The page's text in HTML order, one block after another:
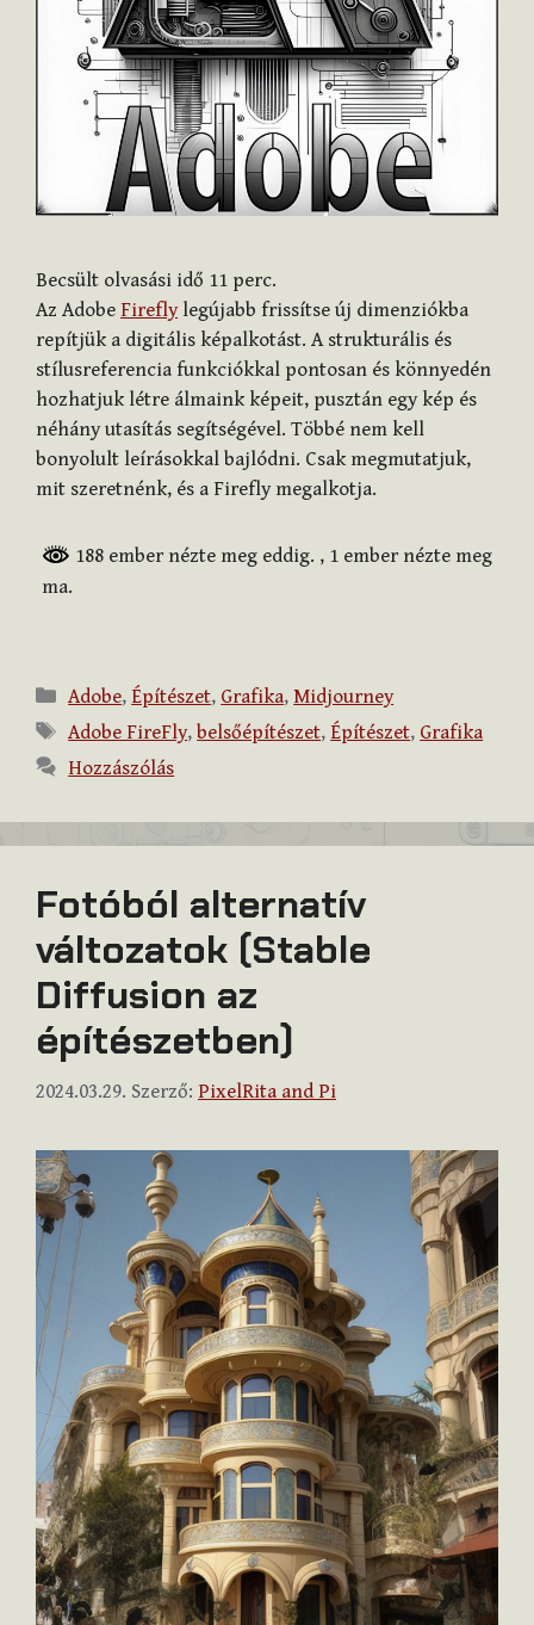
Becsült olvasási idő 11 perc.
Az Adobe Fireflylegújabb frissítse új dimenziókba
repítjük a digitális képalkotást. A strukturális és
stílusreferencia funkciókkal pontosan és könnyedén
hozhatjuk létre álmaink képeit, pusztán egy kép és
néhány utasítás segítségével. Többé nem kell
bonyolult leírásokkal bajlódni. Csak megmutatjuk,
mit szeretnénk, és a Firefly megalkotja.
188 ember nézte meg eddig. , 1 ember nézte meg
ma.
Kategória
Adobe, Építészet, Grafika,Midjourney
Címkék
Adobe FireFly,belsőépítészet, Építészet, Grafika
Hozzászólás
Fotóból alternatív
változatok (Stable
Diffusion az
építészetben)
2024.03.29. Szerző: PixelRita and Pi